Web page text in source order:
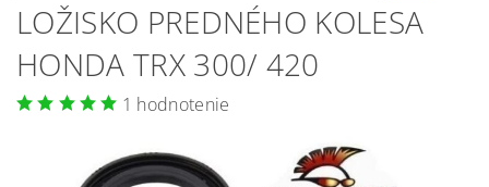
LOŽISKO PREDNÉHO KOLESA
HONDA TRX 300/ 420
1 hodnotenie